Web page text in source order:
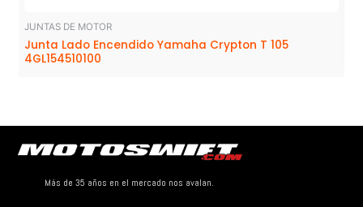
JUNTAS DE MOTOR
Junta Lado Encendido Yamaha Crypton T 105
4GL154510100
Más de 35 años en el mercado nos avalan.